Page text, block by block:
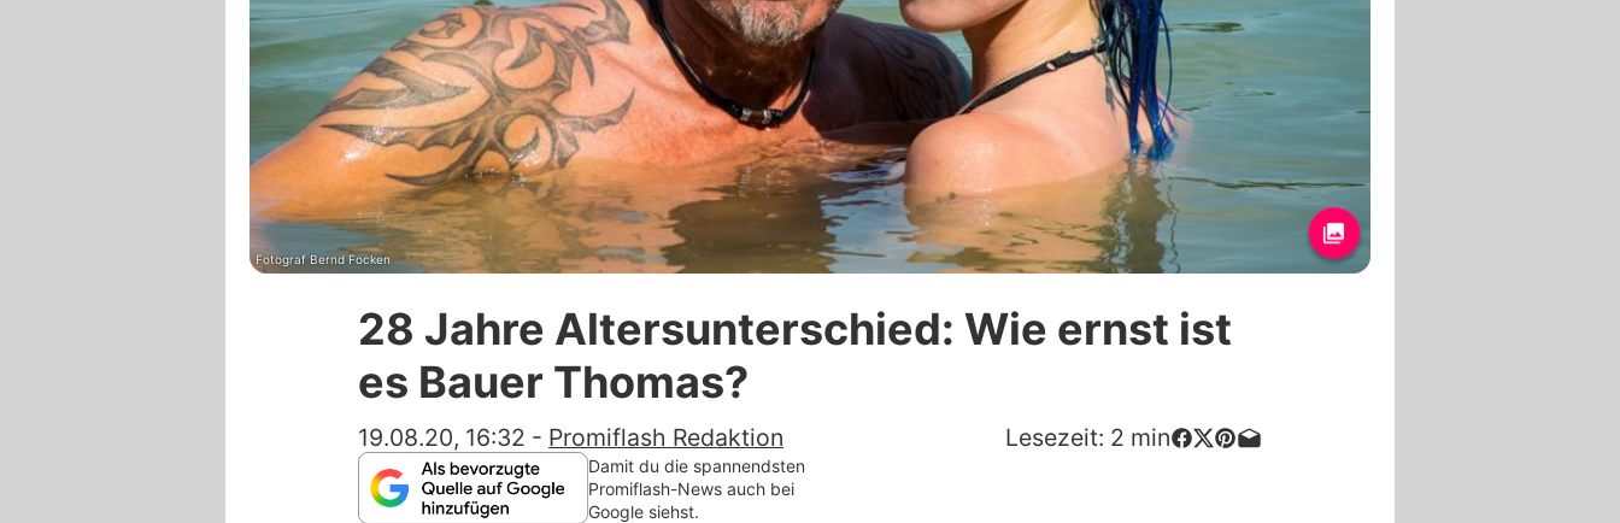
Jobs
App runterladen
Team
Redaktionelle Richtlinien
Impressum
Datenschutzerklärung
Nutzungsbedingungen
Utiq verwalten
Fotograf Bernd Focken
28 Jahre Altersunterschied: Wie ernst ist
es Bauer Thomas?
19.08.20, 16:32 - Promiflash Redaktion Lesezeit: 2 min
Damit du die spannendsten
Promiflash-News auch bei
Google siehst.